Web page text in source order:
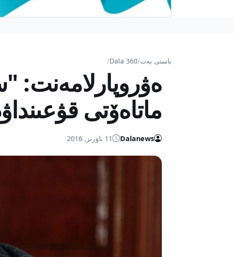
باستى بەت/
Dala 360
/
ەۋروپارلامەنت:
ماتاەۆتى
Dalanews 11 ناۋرىز, 2016